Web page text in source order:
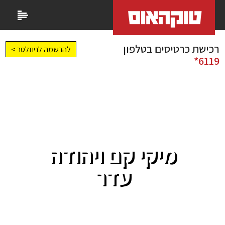
רכישת כרטיסים בטלפון
6119*
להרשמה לניוזלטר >
מיקי קם ויהודה
עדר